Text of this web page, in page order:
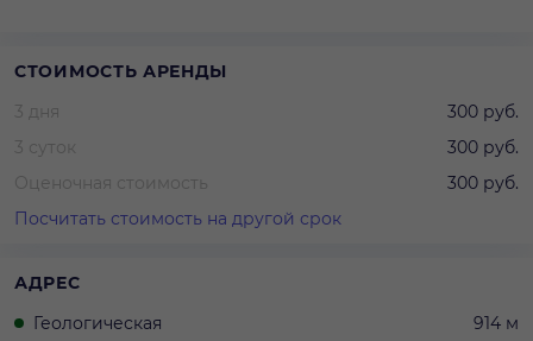
СТОИМОСТЬ АРЕНДЫ
3 дня
300 руб.
3 суток
300 руб.
Оценочная стоимость
300 руб.
Посчитать стоимость на другой срок
АДРЕС
Геологическая
914 м